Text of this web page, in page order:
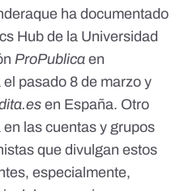
ha documentado
Hub de la Universidad
ProPublica en
pasado 8 de marzo y
en España. Otro
las cuentas y grupos
que divulgan estos
especialmente,